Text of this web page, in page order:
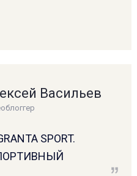
Васильев
SPORT.